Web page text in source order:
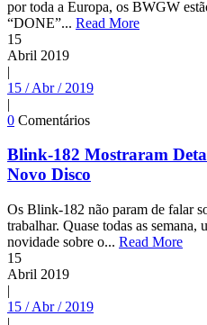
por toda a Europa, os BWGW
“DONE”... Read More
15
Abril 2019
|
15 / Abr / 2019
|
0 Comentários
Blink-182 Mostraram
Novo Disco
Os Blink-182 não param de falar
trabalhar. Quase todas as semana,
novidade sobre o... Read More
15
Abril 2019
|
15 / Abr / 2019